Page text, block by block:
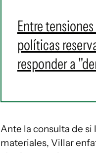
Entre
políticas
responder a
Ante la consulta de
materiales, Villar